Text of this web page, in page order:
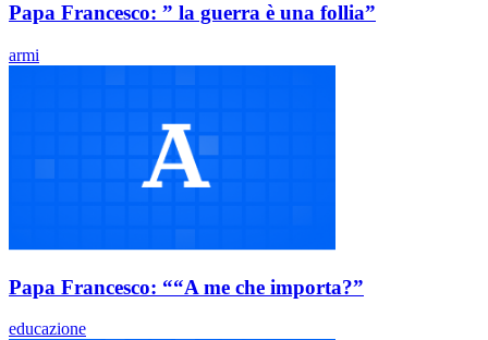
Papa Francesco: ” la guerra è una follia”
armi
Papa Francesco: ““A me che importa?”
educazione